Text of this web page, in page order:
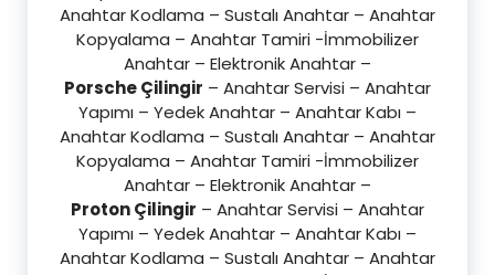
Anahtar Kodlama – Sustalı Anahtar – Anahtar
Kopyalama – Anahtar Tamiri -İmmobilizer
Anahtar – Elektronik Anahtar –
Porsche Çilingir – Anahtar Servisi – Anahtar
Yapımı – Yedek Anahtar – Anahtar Kabı –
Anahtar Kodlama – Sustalı Anahtar – Anahtar
Kopyalama – Anahtar Tamiri -İmmobilizer
Anahtar – Elektronik Anahtar –
Proton Çilingir – Anahtar Servisi – Anahtar
Yapımı – Yedek Anahtar – Anahtar Kabı –
Anahtar Kodlama – Sustalı Anahtar – Anahtar